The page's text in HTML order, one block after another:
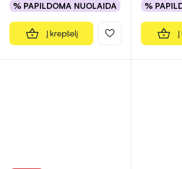
% PAPILDOMA NUOLAIDA
Į krepšelį
%